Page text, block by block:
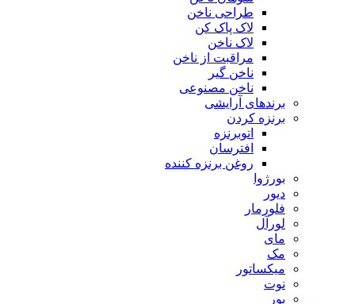
طراحی ناخن
لاک پاک کن
لاک ناخن
مراقبت از ناخن
ناخن گیر
ناخن مصنوعی
برندهای آرایشی
برنزه کردن
اتوبرنزه
افترسان
روغن برنزه کننده
بورژوا
دیور
فلورمار
لورآل
مای
مک
میکساتور
نوت
یور